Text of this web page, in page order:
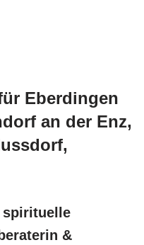
Eberdingen
an der Enz,
spirituelle
&